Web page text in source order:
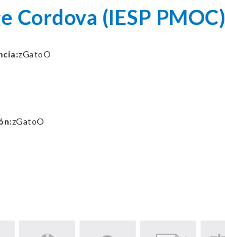
Cordova (IESP PMOC)
zGatoO
zGatoO